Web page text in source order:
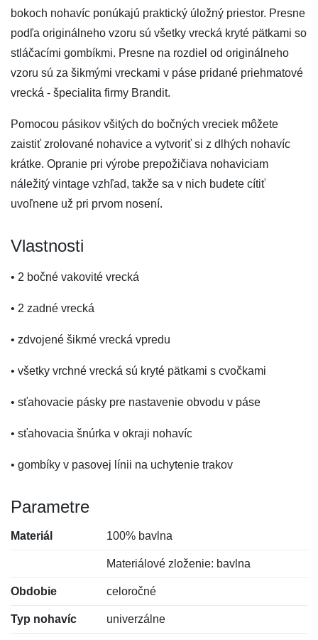
bokoch nohavíc ponúkajú praktický úložný priestor. Presne
podľa originálneho vzoru sú všetky vrecká kryté pätkami so
stláčacími gombíkmi. Presne na rozdiel od originálneho
vzoru sú za šikmými vreckami v páse pridané priehmatové
vrecká - špecialita firmy Brandit.
Pomocou pásikov všitých do bočných vreciek môžete
zaistiť zrolované nohavice a vytvoriť si z dlhých nohavíc
krátke. Opranie pri výrobe prepožičiava nohaviciam
náležitý vintage vzhľad, takže sa v nich budete cítiť
uvoľnene už pri prvom nosení.
Vlastnosti
• 2 bočné vakovité vrecká
• 2 zadné vrecká
• zdvojené šikmé vrecká vpredu
• všetky vrchné vrecká sú kryté pätkami s cvočkami
• sťahovacie pásky pre nastavenie obvodu v páse
• sťahovacia šnúrka v okraji nohavíc
• gombíky v pasovej línii na uchytenie trakov
Parametre
Materiál 100% bavlna
Materiálové zloženie: bavlna
Obdobie celoročné
Typ nohavíc univerzálne